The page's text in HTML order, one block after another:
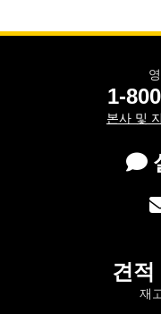
1-
본사 및
견적
재